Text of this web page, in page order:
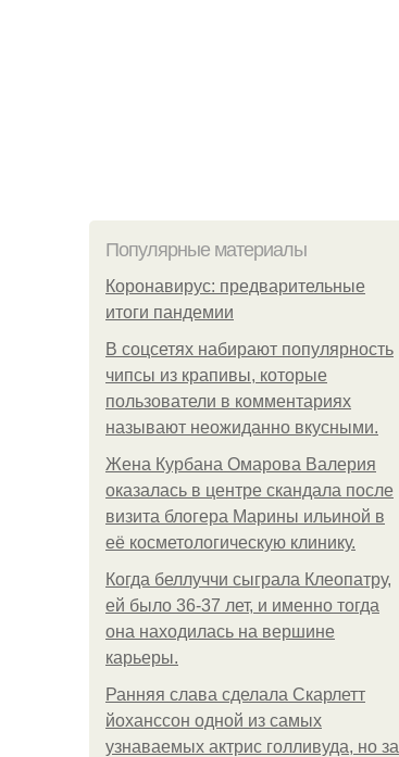
Популярные материалы
Коронавирус: предварительные
итоги пандемии
В соцсетях набирают популярность
чипсы из крапивы, которые
пользователи в комментариях
называют неожиданно вкусными.
Жена Курбана Омарова Валерия
оказалась в центре скандала после
визита блогера Марины ильиной в
её косметологическую клинику.
Когда беллуччи сыграла Клеопатру,
ей было 36-37 лет, и именно тогда
она находилась на вершине
карьеры.
Ранняя слава сделала Скарлетт
йоханссон одной из самых
узнаваемых актрис голливуда, но за